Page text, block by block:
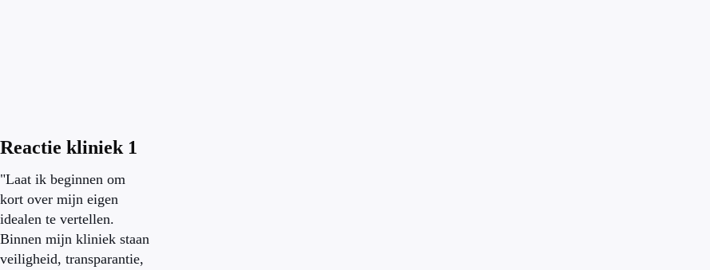
Reactie kliniek 1
"Laat ik beginnen om
kort over mijn eigen
idealen te vertellen.
Binnen mijn kliniek staan
veiligheid, transparantie,